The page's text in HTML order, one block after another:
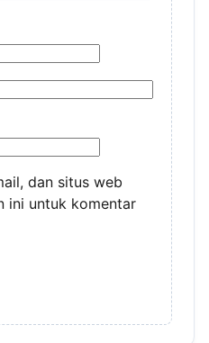
dan situs web
ini untuk komentar